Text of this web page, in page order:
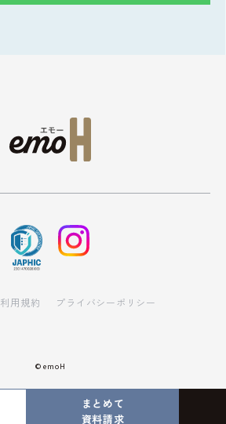
利用規約 プライバシーポリシー
© emoH
まとめて
資料請求